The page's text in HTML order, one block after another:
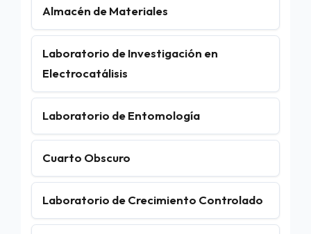
Almacén de Materiales
Laboratorio de Investigación en
Electrocatálisis
Laboratorio de Entomología
Cuarto Obscuro
Laboratorio de Crecimiento Controlado